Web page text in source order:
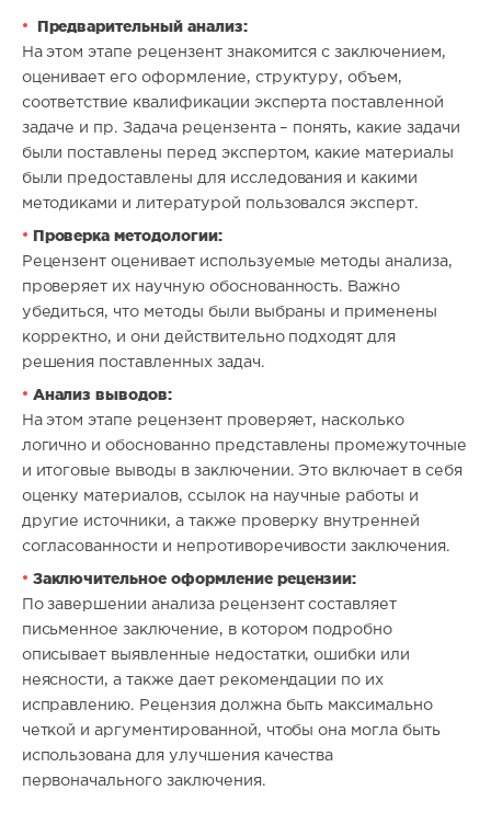
Предварительный анализ:
На этом этапе рецензент знакомится с заключением,
оценивает его оформление, структуру, объем,
соответствие квалификации эксперта поставленной
задаче и пр. Задача рецензента – понять, какие задачи
были поставлены перед экспертом, какие материалы
были предоставлены для исследования и какими
методиками и литературой пользовался эксперт.
Проверка методологии:
Рецензент оценивает используемые методы анализа,
проверяет их научную обоснованность. Важно
убедиться, что методы были выбраны и применены
корректно, и они действительно подходят для
решения поставленных задач.
Анализ выводов:
На этом этапе рецензент проверяет, насколько
логично и обоснованно представлены промежуточные
и итоговые выводы в заключении. Это включает в себя
оценку материалов, ссылок на научные работы и
другие источники, а также проверку внутренней
согласованности и непротиворечивости заключения.
Заключительное оформление рецензии:
По завершении анализа рецензент составляет
письменное заключение, в котором подробно
описывает выявленные недостатки, ошибки или
неясности, а также дает рекомендации по их
исправлению. Рецензия должна быть максимально
четкой и аргументированной, чтобы она могла быть
использована для улучшения качества
первоначального заключения.